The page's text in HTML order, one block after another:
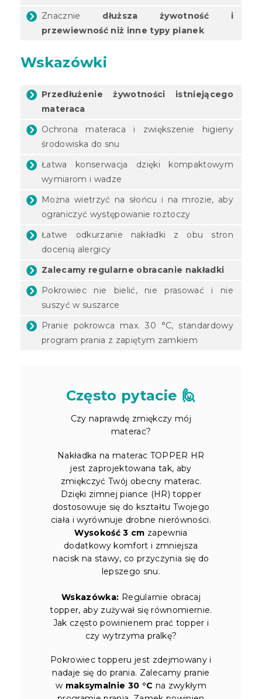
Znacznie dłuższa żywotność i
przewiewność niż inne typy pianek
Wskazówki
Przedłużenie żywotności istniejącego
materaca
Ochrona materaca i zwiększenie higieny
środowiska do snu
Łatwa konserwacja dzięki kompaktowym
wymiarom i wadze
Można wietrzyć na słońcu i na mrozie, aby
ograniczyć występowanie roztoczy
Łatwe odkurzanie nakładki z obu stron
docenią alergicy
Zalecamy regularne obracanie nakładki
Pokrowiec nie bielić, nie prasować i nie
suszyć w suszarce
Pranie pokrowca max. 30 °C, standardowy
program prania z zapiętym zamkiem
Często pytacie 🙋
Czy naprawdę zmiękczy mój
materac?
Nakładka na materac TOPPER HR
jest zaprojektowana tak, aby
zmiękczyć Twój obecny materac.
Dzięki zimnej piance (HR) topper
dostosowuje się do kształtu Twojego
ciała i wyrównuje drobne nierówności.
Wysokość 3 cm zapewnia
dodatkowy komfort i zmniejsza
nacisk na stawy, co przyczynia się do
lepszego snu.
Wskazówka: Regularnie obracaj
topper, aby zużywał się równomiernie.
Jak często powinienem prać topper i
czy wytrzyma pralkę?
Pokrowiec topperu jest zdejmowany i
nadaje się do prania. Zalecamy pranie
w maksymalnie 30 °C na zwykłym